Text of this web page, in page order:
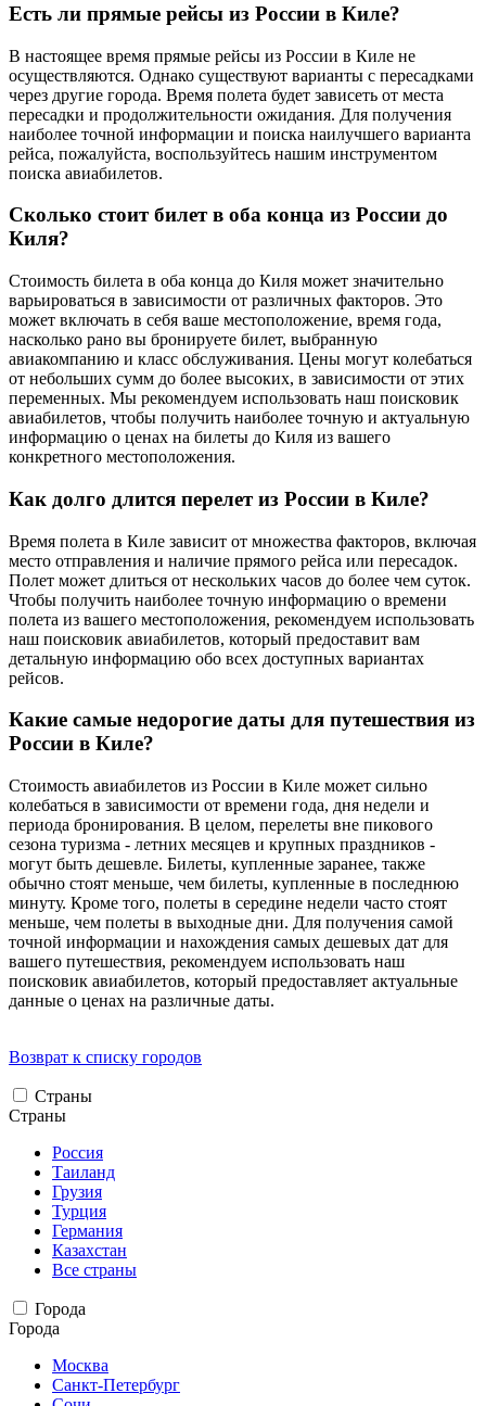
Есть ли прямые рейсы из России в Киле?
В настоящее время прямые рейсы из России в Киле не
осуществляются. Однако существуют варианты с пересадками
через другие города. Время полета будет зависеть от места
пересадки и продолжительности ожидания. Для получения
наиболее точной информации и поиска наилучшего варианта
рейса, пожалуйста, воспользуйтесь нашим инструментом
поиска авиабилетов.
Сколько стоит билет в оба конца из России до
Киля?
Стоимость билета в оба конца до Киля может значительно
варьироваться в зависимости от различных факторов. Это
может включать в себя ваше местоположение, время года,
насколько рано вы бронируете билет, выбранную
авиакомпанию и класс обслуживания. Цены могут колебаться
от небольших сумм до более высоких, в зависимости от этих
переменных. Мы рекомендуем использовать наш поисковик
авиабилетов, чтобы получить наиболее точную и актуальную
информацию о ценах на билеты до Киля из вашего
конкретного местоположения.
Как долго длится перелет из России в Киле?
Время полета в Киле зависит от множества факторов, включая
место отправления и наличие прямого рейса или пересадок.
Полет может длиться от нескольких часов до более чем суток.
Чтобы получить наиболее точную информацию о времени
полета из вашего местоположения, рекомендуем использовать
наш поисковик авиабилетов, который предоставит вам
детальную информацию обо всех доступных вариантах
рейсов.
Какие самые недорогие даты для путешествия из
России в Киле?
Стоимость авиабилетов из России в Киле может сильно
колебаться в зависимости от времени года, дня недели и
периода бронирования. В целом, перелеты вне пикового
сезона туризма - летних месяцев и крупных праздников -
могут быть дешевле. Билеты, купленные заранее, также
обычно стоят меньше, чем билеты, купленные в последнюю
минуту. Кроме того, полеты в середине недели часто стоят
меньше, чем полеты в выходные дни. Для получения самой
точной информации и нахождения самых дешевых дат для
вашего путешествия, рекомендуем использовать наш
поисковик авиабилетов, который предоставляет актуальные
данные о ценах на различные даты.
Возврат к списку городов
Страны
Страны
Россия
Таиланд
Грузия
Турция
Германия
Казахстан
Все страны
Города
Города
Москва
Санкт-Петербург